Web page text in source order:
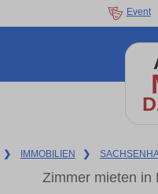
Event
❯ IMMOBILIEN ❯
Zimmer mieten in